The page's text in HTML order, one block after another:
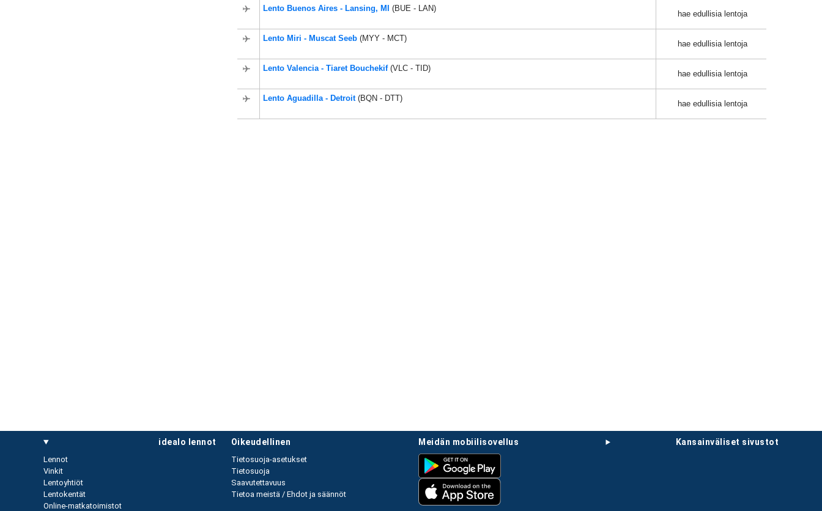
Lento Buenos Aires - Lansing, MI (BUE - LAN)
hae edullisia lentoja
Lento Miri - Muscat Seeb (MYY - MCT)
hae edullisia lentoja
Lento Valencia - Tiaret Bouchekif (VLC - TID)
hae edullisia lentoja
Lento Aguadilla - Detroit (BQN - DTT)
hae edullisia lentoja
idealo lennot
Lennot
Vinkit
Lentoyhtiöt
Lentokentät
Online-matkatoimistot
kansainväliset sivustot
meidän mobiilisovellus
oikeudellinen
Tietosuoja-asetukset
Tietosuoja
Saavutettavuus
Tietoa meistä / Ehdot ja säännöt